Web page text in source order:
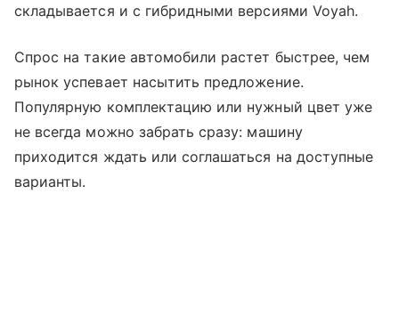
складывается и с гибридными версиями Voyah.
Спрос на такие автомобили растет быстрее, чем
рынок успевает насытить предложение.
Популярную комплектацию или нужный цвет уже
не всегда можно забрать сразу: машину
приходится ждать или соглашаться на доступные
варианты.